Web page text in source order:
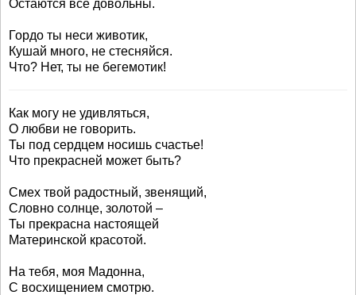
Остаются все довольны.
Гордо ты неси животик,
Кушай много, не стесняйся.
Что? Нет, ты не бегемотик!
Как могу не удивляться,
О любви не говорить.
Ты под сердцем носишь счастье!
Что прекрасней может быть?
Смех твой радостный, звенящий,
Словно солнце, золотой –
Ты прекрасна настоящей
Материнской красотой.
На тебя, моя Мадонна,
С восхищением смотрю.